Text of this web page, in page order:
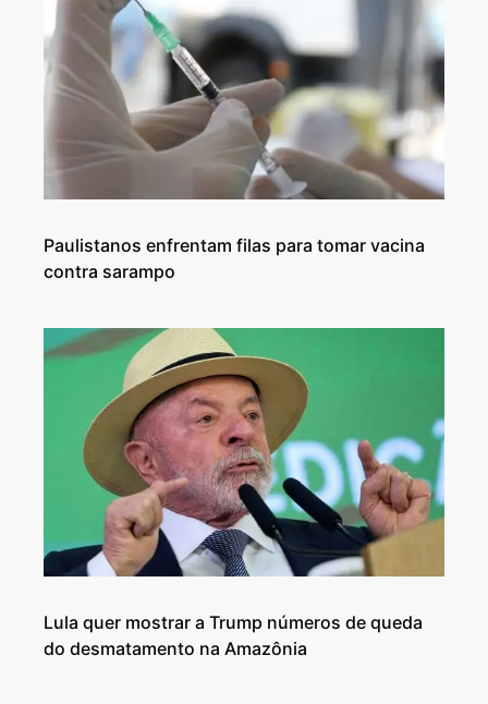
Paulistanos enfrentam filas para tomar vacina
contra sarampo
Lula quer mostrar a Trump números de queda
do desmatamento na Amazônia